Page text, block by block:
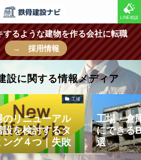
LINE相談
するような建物を作る会社に転職
→ 採用情報
設に関する情報メディア
地震対策
・倉庫建設の際
きるBCP対策６
製造業の
化に役立
ット・デ
解説